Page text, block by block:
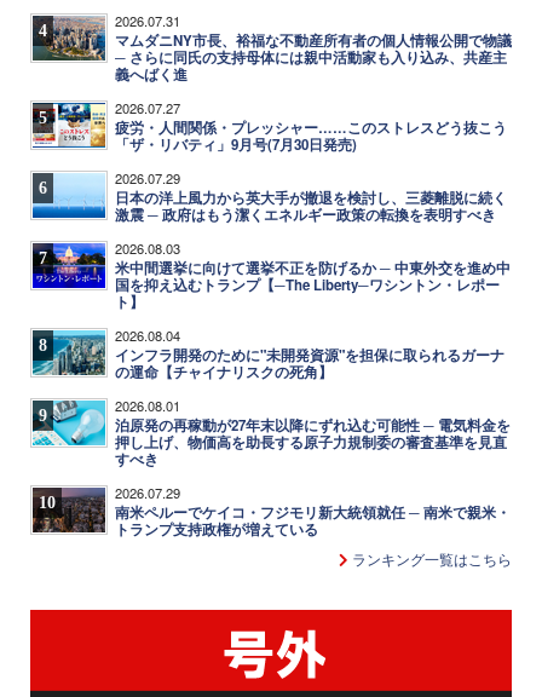
4 2026.07.31
マムダニNY市長、裕福な不動産所有者の個人情報公開で物議
─ さらに同氏の支持母体には親中活動家も入り込み、共産主
義へばく進
5 2026.07.27
疲労・人間関係・プレッシャー……このストレスどう抜こう
「ザ・リバティ」9月号(7月30日発売)
6 2026.07.29
日本の洋上風力から英大手が撤退を検討し、三菱離脱に続く
激震 ─ 政府はもう潔くエネルギー政策の転換を表明すべき
7 2026.08.03
米中間選挙に向けて選挙不正を防げるか ─ 中東外交を進め中
国を抑え込むトランプ【─The Liberty─ワシントン・レポー
ト】
8 2026.08.04
インフラ開発のために"未開発資源"を担保に取られるガーナ
の運命【チャイナリスクの死角】
9 2026.08.01
泊原発の再稼動が27年末以降にずれ込む可能性 ─ 電気料金を
押し上げ、物価高を助長する原子力規制委の審査基準を見直
すべき
10 2026.07.29
南米ペルーでケイコ・フジモリ新大統領就任 ─ 南米で親米・
トランプ支持政権が増えている
ランキング一覧はこちら